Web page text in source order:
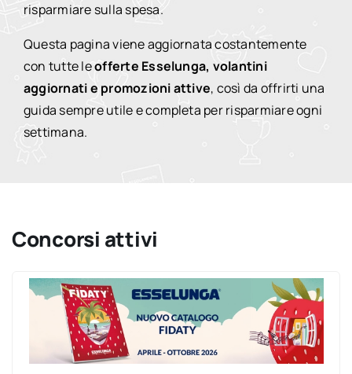
risparmiare sulla spesa.
Questa pagina viene aggiornata costantemente
con tutte leofferte Esselunga, volantini
aggiornati e promozioni attive, così da offrirti una
guida sempre utile e completa per risparmiare ogni
settimana.
Concorsi attivi